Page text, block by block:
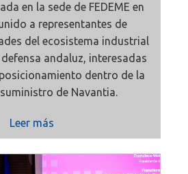
en la sede de FEDEME en
a representantes de
del ecosistema industrial
andaluz, interesadas
dentro de la
de Navantia.
Leer más